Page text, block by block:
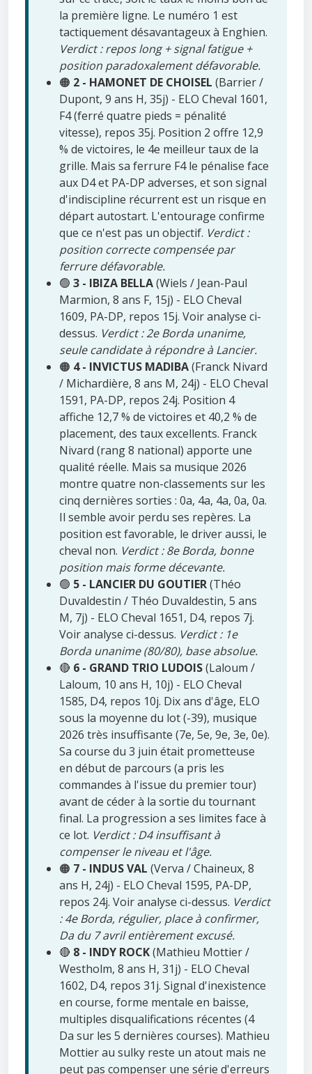
la première ligne. Le numéro 1 est
tactiquement désavantageux à Enghien.
Verdict : repos long + signal fatigue +
position paradoxalement défavorable.
🟠 2 - HAMONET DE CHOISEL (Barrier /
Dupont, 9 ans H, 35j) - ELO Cheval 1601,
F4 (ferré quatre pieds = pénalité
vitesse), repos 35j. Position 2 offre 12,9
% de victoires, le 4e meilleur taux de la
grille. Mais sa ferrure F4 le pénalise face
aux D4 et PA-DP adverses, et son signal
d'indiscipline récurrent est un risque en
départ autostart. L'entourage confirme
que ce n'est pas un objectif. Verdict :
position correcte compensée par
ferrure défavorable.
🟢 3 - IBIZA BELLA(Wiels / Jean-Paul
Marmion, 8 ans F, 15j) - ELO Cheval
1609, PA-DP, repos 15j. Voir analyse ci-
dessus. Verdict : 2e Borda unanime,
seule candidate à répondre à Lancier.
🟠 4 - INVICTUS MADIBA(Franck Nivard
/ Michardière, 8 ans M, 24j) - ELO Cheval
1591, PA-DP, repos 24j. Position 4
affiche 12,7 % de victoires et 40,2 % de
placement, des taux excellents. Franck
Nivard (rang 8 national) apporte une
qualité réelle. Mais sa musique 2026
montre quatre non-classements sur les
cinq dernières sorties : 0a, 4a, 4a, 0a, 0a.
Il semble avoir perdu ses repères. La
position est favorable, le driver aussi, le
cheval non. Verdict : 8e Borda, bonne
position mais forme décevante.
🟢 5 - LANCIER DU GOUTIER(Théo
Duvaldestin / Théo Duvaldestin, 5 ans
M, 7j) - ELO Cheval 1651, D4, repos 7j.
Voir analyse ci-dessus. Verdict : 1e
Borda unanime (80/80), base absolue.
🔴 6 - GRAND TRIO LUDOIS(Laloum /
Laloum, 10 ans H, 10j) - ELO Cheval
1585, D4, repos 10j. Dix ans d'âge, ELO
sous la moyenne du lot (-39), musique
2026 très insuffisante (7e, 5e, 9e, 3e, 0e).
Sa course du 3 juin était prometteuse
en début de parcours (a pris les
commandes à l'issue du premier tour)
avant de céder à la sortie du tournant
final. La progression a ses limites face à
ce lot. Verdict : D4 insuffisant à
compenser le niveau et l'âge.
🟠 7 - INDUS VAL (Verva / Chaineux, 8
ans H, 24j) - ELO Cheval 1595, PA-DP,
repos 24j. Voir analyse ci-dessus. Verdict
: 4e Borda, régulier, place à confirmer,
Da du 7 avril entièrement excusé.
🔴 8 - INDY ROCK(Mathieu Mottier /
Westholm, 8 ans H, 31j) - ELO Cheval
1602, D4, repos 31j. Signal d'inexistence
en course, forme mentale en baisse,
multiples disqualifications récentes (4
Da sur les 5 dernières courses). Mathieu
Mottier au sulky reste un atout mais ne
peut pas compenser une série d'erreurs